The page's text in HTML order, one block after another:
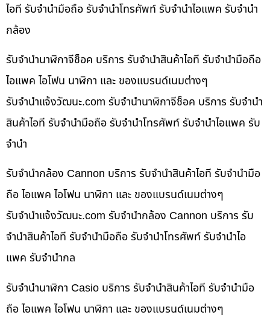
ไอที รับจำนำมือถือ รับจำนำโทรศัพท์ รับจำนำไอแพค รับจำนำ
กล้อง
รับจำนำนาฬิกาจีช็อค บริการ รับจำนำสินค้าไอที รับจำนำมือถือ
ไอแพค ไอโฟน นาฬิกา และ ของแบรนด์เนมต่างๆ
รับจํานําแจ้งวัฒนะ.com รับจำนำนาฬิกาจีช็อค บริการ รับจำนำ
สินค้าไอที รับจำนำมือถือ รับจำนำโทรศัพท์ รับจำนำไอแพค รับ
จำนำ
รับจำนำกล้อง Cannon บริการ รับจำนำสินค้าไอที รับจำนำมือ
ถือ ไอแพค ไอโฟน นาฬิกา และ ของแบรนด์เนมต่างๆ
รับจํานําแจ้งวัฒนะ.com รับจำนำกล้อง Cannon บริการ รับ
จำนำสินค้าไอที รับจำนำมือถือ รับจำนำโทรศัพท์ รับจำนำไอ
แพค รับจำนำกล
รับจำนำนาฬิกา Casio บริการ รับจำนำสินค้าไอที รับจำนำมือ
ถือ ไอแพค ไอโฟน นาฬิกา และ ของแบรนด์เนมต่างๆ